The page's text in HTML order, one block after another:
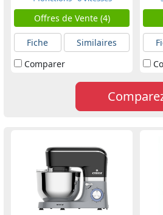
Offres de Vente (4)
Fiche
Similaires
Comparer